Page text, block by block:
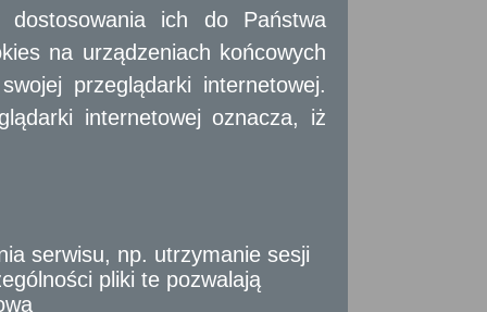
zasobu gminy z powodu zadłużenia
umowa najmu na czas nieoznaczony
zadłużenia.
ich do Państwa
na urządzeniach końcowych
przeglądarki internetowej.
internetowej oznacza, iż
serwisu, np. utrzymanie sesji
pliki te pozwalają